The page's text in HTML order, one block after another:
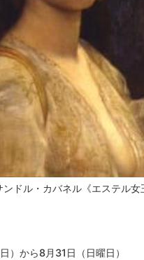
ンドル・カバネル《エステル女
）から8月31日（日曜日）